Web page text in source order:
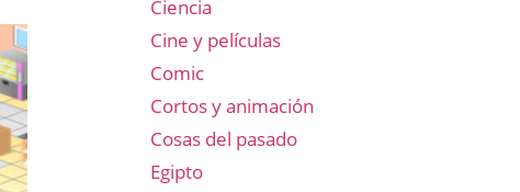
Ciencia
Cine y películas
Comic
Cortos y animación
Cosas del pasado
Egipto